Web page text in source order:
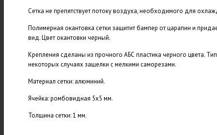
Сетка не препятствует потоку воздуха, необходимого для
Полимерная окантовка сетки защитит бампер от царапин и
вид. Цвет окантовки черный.
Крепления сделаны из прочного АБС пластика черного цвета.
некоторых случаях защелки с мелкими саморезами.
Материал сетки: алюминий.
Ячейка: ромбовидная 5х5 мм.
Толщина сетки: 1 мм.